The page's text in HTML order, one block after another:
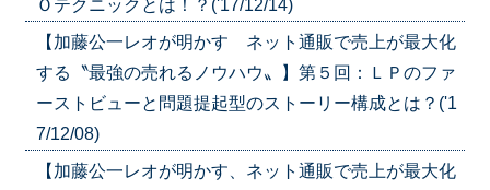
Ｏテクニックとは！？('17/12/14)
【加藤公一レオが明かす ネット通販で売上が最大化
する〝最強の売れるノウハウ〟】第５回：ＬＰのファ
ーストビューと問題提起型のストーリー構成とは？('1
7/12/08)
【加藤公一レオが明かす、ネット通販で売上が最大化